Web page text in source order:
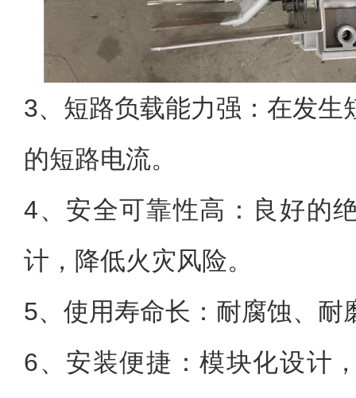
3、短路负载能力强：在发生
的短路电流。
4、安全可靠性高：良好的
计，降低火灾风险。
5、使用寿命长：耐腐蚀、耐
6、安装便捷：模块化设计